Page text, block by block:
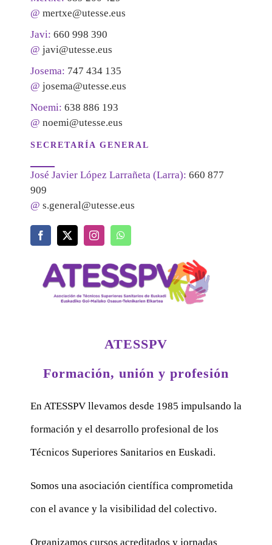
@ mertxe@utesse.eus
Javi: 660 998 390
@ javi@utesse.eus
Josema: 747 434 135
@ josema@utesse.eus
Noemi: 638 886 193
@ noemi@utesse.eus
SECRETARÍA GENERAL
José Javier López Larrañeta (Larra): 660 877
909
@ s.general@utesse.eus
ATESSPV
Formación, unión y profesión
En ATESSPV llevamos desde 1985 impulsando la
formación y el desarrollo profesional de los
Técnicos Superiores Sanitarios en Euskadi.
Somos una asociación científica comprometida
con el avance y la visibilidad del colectivo.
Organizamos cursos acreditados y jornadas